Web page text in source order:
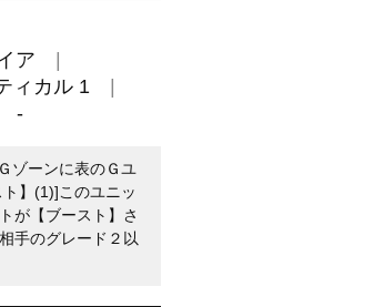
ア
ィカル 1
-
ゾーンに表のＧユ
】(1)]このユニッ
が【ブースト】さ
手のグレード２以